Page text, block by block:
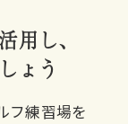
用し、
ょう
フ練習場を